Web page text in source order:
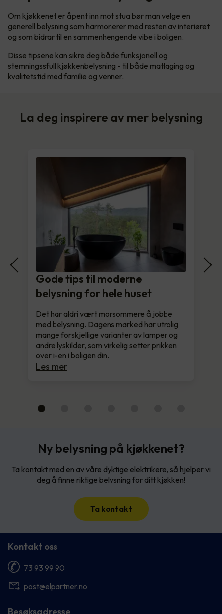
Om kjøkkenet er åpent inn mot stua bør man velge en
generell belysning som harmonerer med resten av interiøret
og som bidrar til en sammenhengende vibe i boligen.
Disse tipsene kan sikre deg både funksjonell og
stemningssfull kjøkkenbelysning - til både matlaging og
kvalitetstid med familie og venner.
La deg inspirere av mer belysning
Gode tips til moderne
belysning for hele huset
Det har aldri vært morsommere å jobbe
med belysning. Dagens marked har utrolig
mange forskjellige varianter av lamper og
andre lyskilder, som virkelig setter prikken
over i-en i boligen din.
Les mer
Ny belysning på kjøkkenet?
Ta kontakt med en av våre dyktige elektrikere, så hjelper vi
deg å finne riktige belysning for ditt kjøkken!
Ta kontakt
Kontakt oss
73 93 99 90
post@elpartner.no
Besøksadresse